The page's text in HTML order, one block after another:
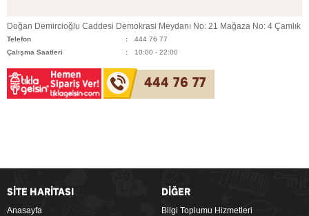
Doğan Demircioğlu Caddesi Demokrasi Meydanı No: 21 Mağaza No: 4 Çamlık
Telefon
444 76 77
Çalışma Saatleri
10:00 - 22:00
444 76 77
SİTE HARİTASI
Anasayfa
DİĞER
Bilgi Toplumu Hizmetleri